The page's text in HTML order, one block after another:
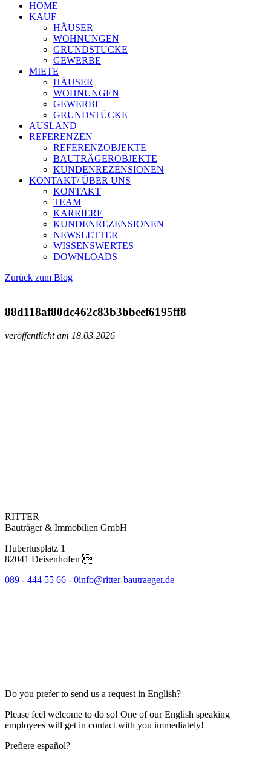
HOME
KAUF
HÄUSER
WOHNUNGEN
GRUNDSTÜCKE
GEWERBE
MIETE
HÄUSER
WOHNUNGEN
GEWERBE
GRUNDSTÜCKE
AUSLAND
REFERENZEN
REFERENZOBJEKTE
BAUTRÄGEROBJEKTE
KUNDENREZENSIONEN
KONTAKT/ ÜBER UNS
KONTAKT
TEAM
KARRIERE
KUNDENREZENSIONEN
NEWSLETTER
WISSENSWERTES
DOWNLOADS
Zurück zum Blog
88d118af80dc462c83b3bbeef6195ff8
veröffentlicht am 18.03.2026
RITTER
Bauträger & Immobilien GmbH
Hubertusplatz 1
82041 Deisenhofen 
089 - 444 55 66 - 0info@ritter-bautraeger.de
Do you prefer to send us a request in English?
Please feel welcome to do so! One of our English speaking
employees will get in contact with you immediately!
Prefiere español?